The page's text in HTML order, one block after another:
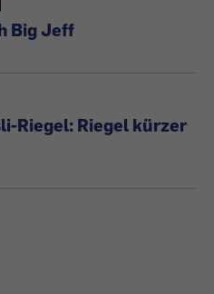
Big Jeff
Riegel: Riegel kürzer